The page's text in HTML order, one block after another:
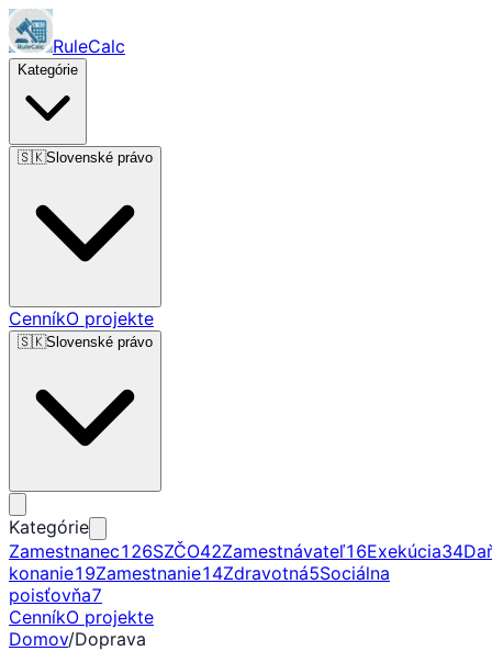
RuleCalc
Kategórie
🇸🇰Slovenské právo
CenníkO projekte
🇸🇰Slovenské právo
Kategórie
Zamestnanec126SZČO42Zamestnávateľ16Exekúcia34
konanie19Zamestnanie14Zdravotná5Sociálna
poisťovňa7
CenníkO projekte
Domov/Doprava